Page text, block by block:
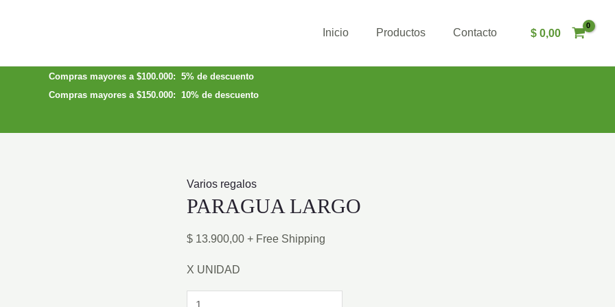
Inicio Productos Contacto $0,00
Compras mayores a $100.000: 5% de descuento
Compras mayores a $150.000: 10% de descuento
Varios regalos
PARAGUA LARGO
$ 13.900,00 + Free Shipping
X UNIDAD
PARAGUA